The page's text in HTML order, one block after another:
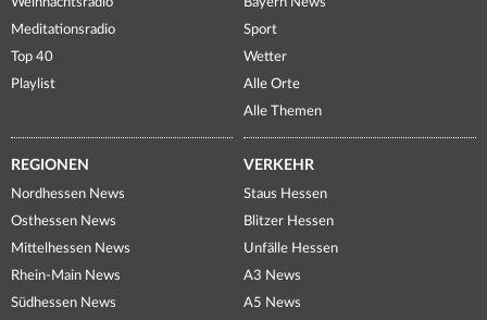
Meditationsradio
Top 40
Playlist
Sport
Wetter
Alle Orte
Alle Themen
REGIONEN
Nordhessen News
Osthessen News
Mittelhessen News
Rhein-Main News
Südhessen News
VERKEHR
Staus Hessen
Blitzer Hessen
Unfälle Hessen
A3 News
A5 News